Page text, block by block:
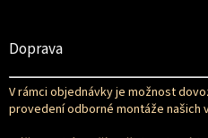
Doprava
V rámci objednávky je možnost
provedení odborné montáže našich